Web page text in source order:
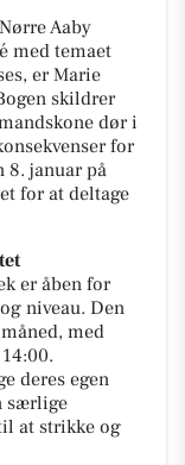
Aaby
med temaet
er Marie
skildrer
dør i
for
8. januar på
for at deltage
er åben for
niveau. Den
med
deres egen
særlige
at strikke og